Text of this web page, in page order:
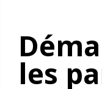
les